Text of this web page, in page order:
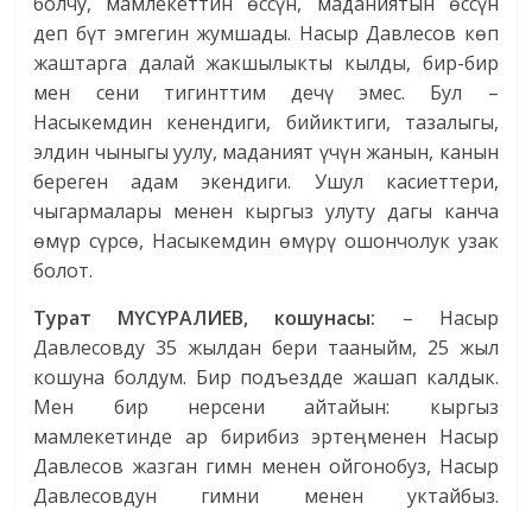
деп бүт эмгегин жумшады. Насыр Давлесов көп
жаштарга далай жакшылыкты кылды, бир-бир
мен сени тигинттим дечү эмес. Бул –
Насыкемдин кенендиги, бийиктиги, тазалыгы,
элдин чыныгы уулу, маданият үчүн жанын, канын
береген адам экендиги. Ушул касиеттери,
чыгармалары менен кыргыз улуту дагы канча
өмүр сүрсө, Насыкемдин өмүрү ошончолук узак
болот.
Турат МҮСҮРАЛИЕВ, кошунасы: – Насыр
Давлесовду 35 жылдан бери тааныйм, 25 жыл
кошуна болдум. Бир подъездде жашап калдык.
Мен бир нерсени айтайын: кыргыз
мамлекетинде ар бирибиз эртең менен Насыр
Давлесов жазган гимн менен ойгонобуз, Насыр
Давлесовдун гимни менен уктайбыз.